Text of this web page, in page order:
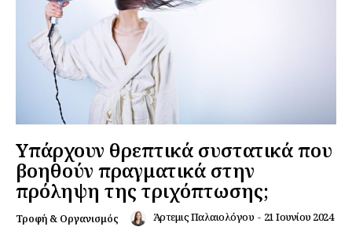
Υπάρχουν θρεπτικά συστατικά που
βοηθούν πραγματικά στην
πρόληψη της τριχόπτωσης;
Τροφή & Οργανισμός Άρτεμις Παλαιολόγου - 21 Ιουνίου 2024